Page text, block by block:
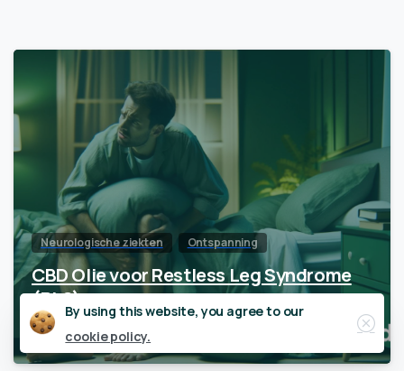
Neurologische ziekten Ontspanning
CBD Olie voor Restless Leg Syndrome
(RLS)
juni 4, 2019
By using this website, you agree to our
cookie policy.
Close